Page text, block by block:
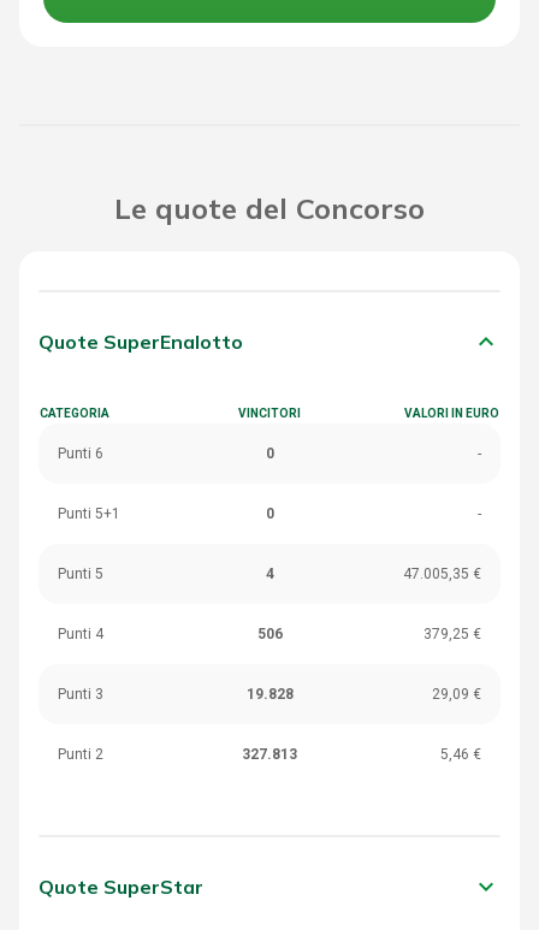
Le quote del Concorso
Quote SuperEnalotto keyboard_arrow_down
CATEGORIA VINCITORI VALORI IN EURO
Punti 6 0 -
Punti 5+1 0 -
Punti 5 4 47.005,35 €
Punti 4 506 379,25 €
Punti 3 19.828 29,09 €
Punti 2 327.813 5,46 €
Quote SuperStar keyboard_arrow_down